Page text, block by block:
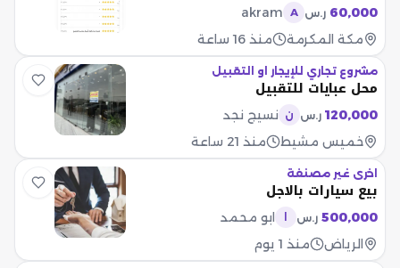
60,000 ر.س A
akram
مكة المكرمة
منذ 16 ساعة
مشروع تجاري للإيجار او التقبيل
محل عبايات للتقبيل
120,000 ر.س ن
نسيج نجد
خميس مشيط
منذ 21 ساعة
اخرى غير مصنفة
بيع سيارات بالاجل
500,000 ر.س
ابو محمد
الرياض
منذ 1 يوم